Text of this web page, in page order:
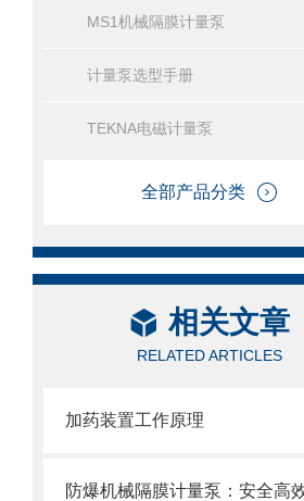
MS1机械隔膜计量泵
计量泵选型手册
TEKNA电磁计量泵
全部产品分类
相关文章
RELATED ARTICLES
加药装置工作原理